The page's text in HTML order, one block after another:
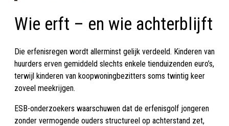
Wie erft – en wie achterblijft
Die erfenisregen wordt allerminst gelijk verdeeld. Kinderen van
huurders erven gemiddeld slechts enkele tienduizenden euro’s,
terwijl kinderen van koopwoningbezitters soms twintig keer
zoveel meekrijgen.
ESB-onderzoekers waarschuwen dat de erfenisgolf jongeren
zonder vermogende ouders structureel op achterstand zet,